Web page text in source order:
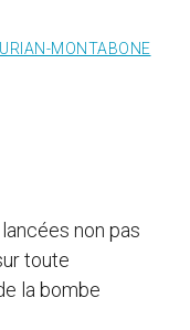
MONTABONE
non pas
toute
la bombe